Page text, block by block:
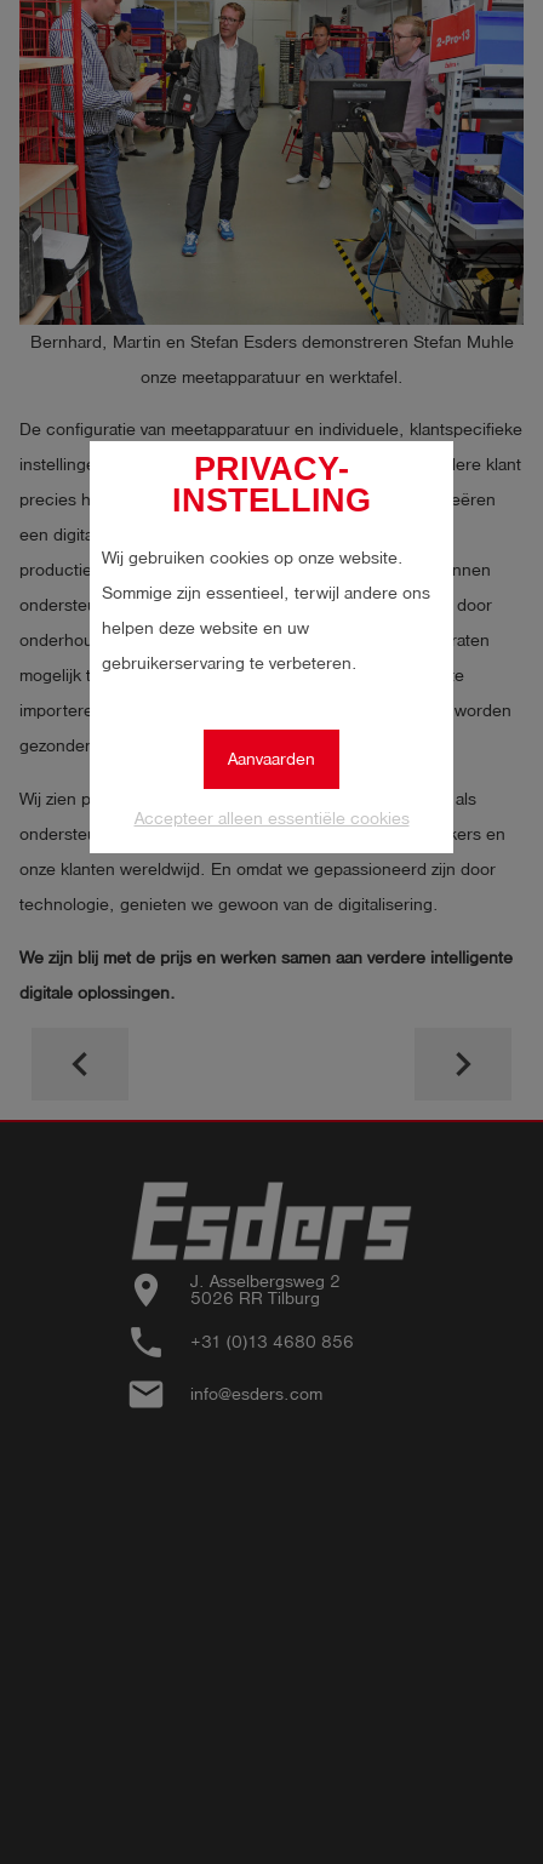
PRIVACY-
INSTELLING
Wij gebruiken cookies op onze website.
Sommige zijn essentieel, terwijl andere ons
helpen deze website en uw
gebruikerservaring te verbeteren.
Aanvaarden
Accepteer alleen essentiële cookies
Bernhard, Martin en Stefan Esders demonstreren Stefan Muhle
onze meetapparatuur en werktafel.
De configuratie van meetapparatuur en individuele, klantspecifieke
instellingen spelen voor ons een belangrijke rol, zodat iedere klant
precies het meetapparaat krijgt dat hij nodig heeft. We creëren
een digitale kloon van de meetapparatuur met alle
productiegegevens en instellingen om onze klanten te kunnen
ondersteunen bij een latere configuratie van het apparaat door
onderhoud op afstand en om online updates van de apparaten
mogelijk te maken en vervolgens nieuwe meetmethoden te
importeren zonder dat het apparaat naar ons toe hoeft te worden
gezonden.
Wij zien procesoptimalisatie door middel van digitalisering als
ondersteuning in het dagelijks werk, voor onze medewerkers en
onze klanten wereldwijd. En omdat we gepassioneerd zijn door
technologie, genieten we gewoon van de digitalisering.
We zijn blij met de prijs en werken samen aan verdere intelligente
digitale oplossingen.
keyboard_arrow_left keyboard_arrow_right
location_on
J. Asselbergsweg 2
5026 RR Tilburg
phone +31 (0)13 4680 856
email info@esders.com